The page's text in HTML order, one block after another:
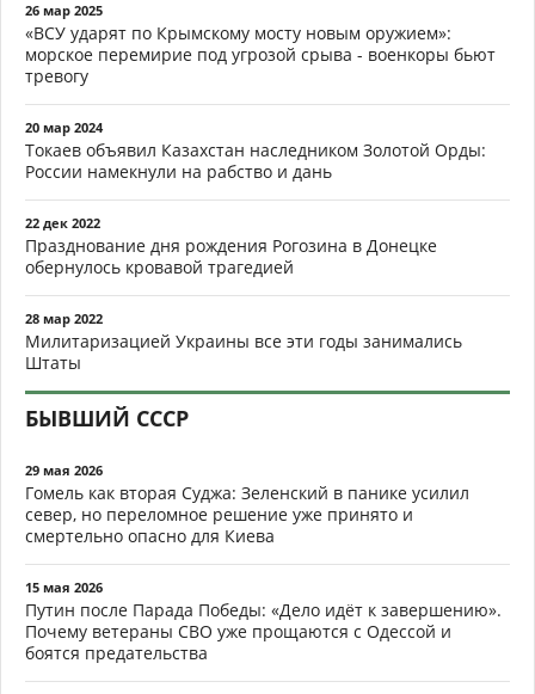
26 мар 2025
«ВСУ ударят по Крымскому мосту новым оружием»:
морское перемирие под угрозой срыва - военкоры бьют
тревогу
20 мар 2024
Токаев объявил Казахстан наследником Золотой Орды:
России намекнули на рабство и дань
22 дек 2022
Празднование дня рождения Рогозина в Донецке
обернулось кровавой трагедией
28 мар 2022
Милитаризацией Украины все эти годы занимались
Штаты
БЫВШИЙ СССР
29 мая 2026
Гомель как вторая Суджа: Зеленский в панике усилил
север, но переломное решение уже принято и
смертельно опасно для Киева
15 мая 2026
Путин после Парада Победы: «Дело идёт к завершению».
Почему ветераны СВО уже прощаются с Одессой и
боятся предательства